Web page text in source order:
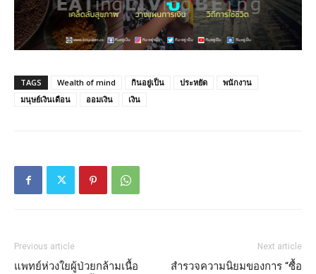
TAGS Wealth of mind กินอยู่เป็น ประหยัด
พนักงาน
มนุษย์เงินเดือน
ออมเงิน เงิน
Previous article
แพทย์ห่วงใยผู้ป่วยกล้ามเนื้อ
Next article
สำรวจความนิยมของการ “ซื้อ